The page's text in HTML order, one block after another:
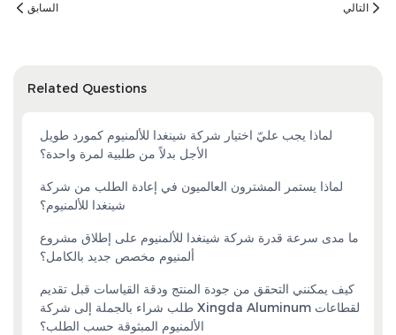
السابق التالي
Related Questions
لماذا يجب عليّ اختيار شركة شينغدا للألمنيوم كمورد طويل
الأجل بدلاً من طلبية لمرة واحدة؟
لماذا يستمر المشترون العالميون في إعادة الطلب من شركة
شينغدا للألمنيوم؟
ما مدى سرعة قدرة شركة شينغدا للألمنيوم على إطلاق مشروع
ألمنيوم مخصص جديد بالكامل؟
كيف يمكنني التحقق من جودة المنتج ودقة القياسات قبل تقديم
طلب شراء بالجملة إلى شركة Xingda Aluminum لقطاعات
الألمنيوم المبثوقة حسب الطلب؟